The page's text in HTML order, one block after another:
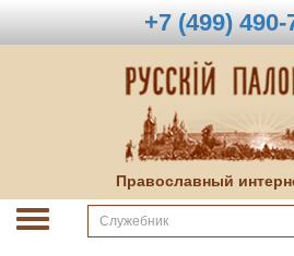
+7 (499) 490-
Православный